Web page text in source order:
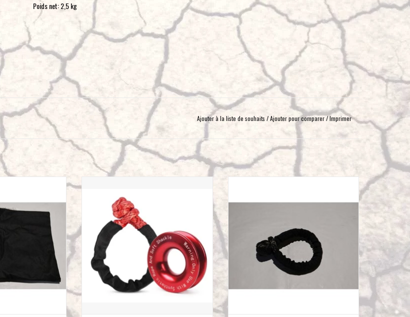
Poids net: 2,5 kg
Ajouter à la liste de souhaits /Ajouter pour comparer/Imprimer
AJOUTER AU PANIER